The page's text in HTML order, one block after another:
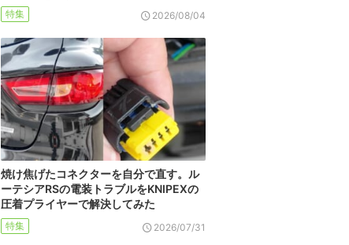
特集 2026/08/04
焼け焦げたコネクターを自分で直す。ル
ーテシアRSの電装トラブルをKNIPEXの
圧着プライヤーで解決してみた
特集 2026/07/31